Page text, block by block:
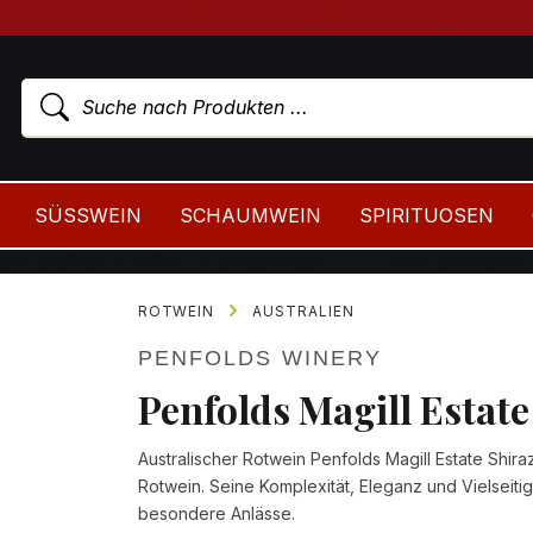
SÜSSWEIN SCHAUMWEIN SPIRITUOSEN
ROTWEIN AUSTRALIEN
PENFOLDS WINERY
Penfolds Magill
Australischer Rotwein Penfolds Magill Estate
Rotwein. Seine Komplexität, Eleganz und
besondere Anlässe.